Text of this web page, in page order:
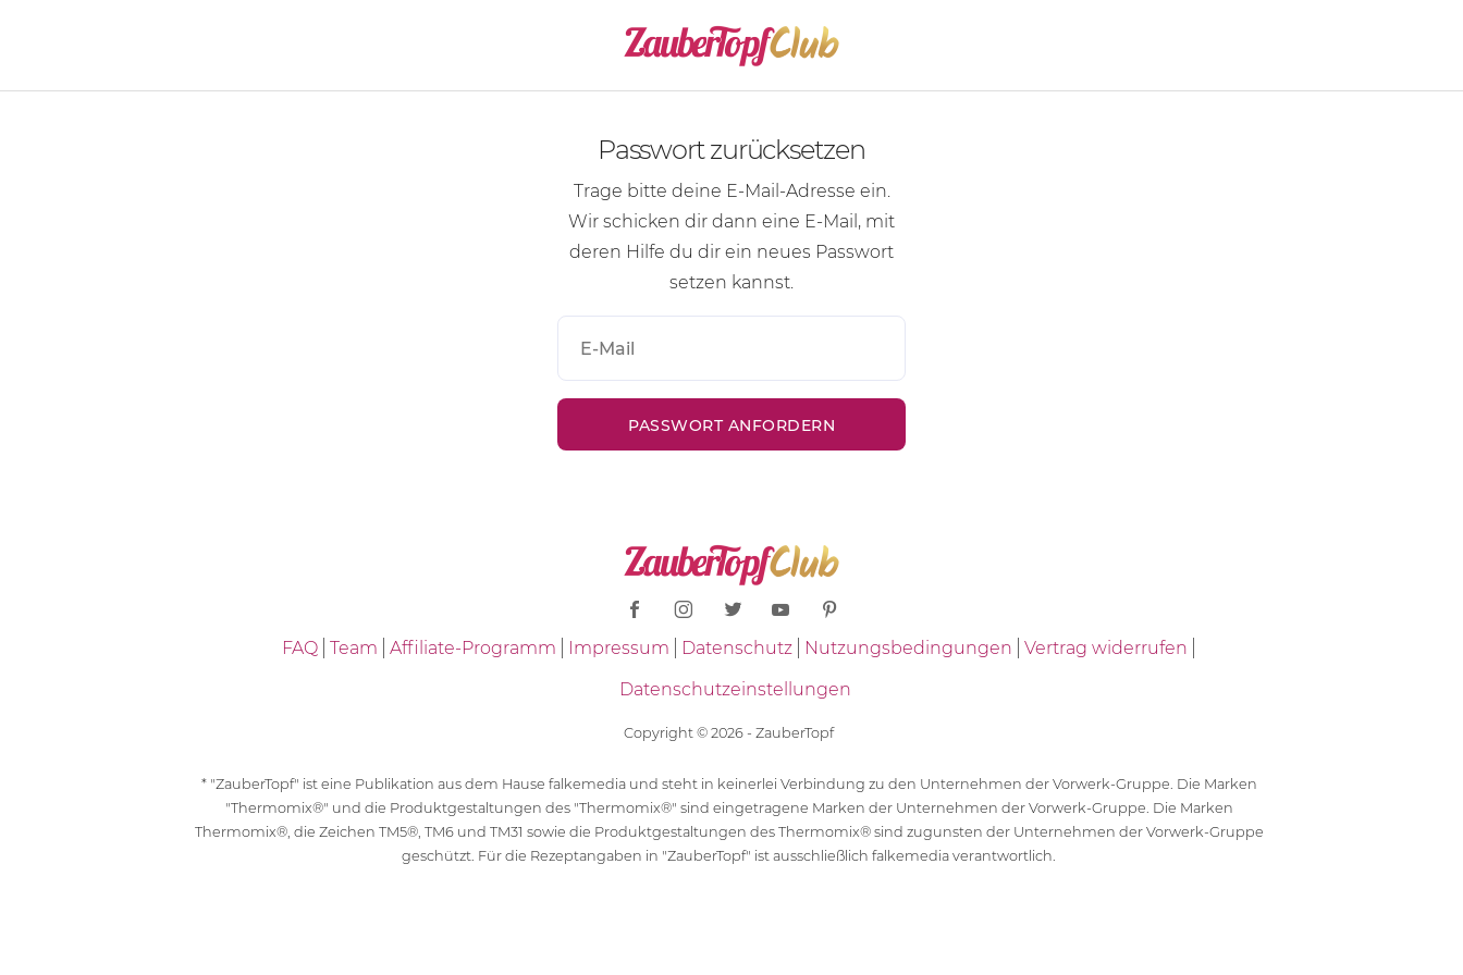
Passwort zurücksetzen
Trage bitte deine E-Mail-Adresse ein.
Wir schicken dir dann eine E-Mail , mit
deren Hilfe du dir ein neues Passwort
setzen kannst.
FAQ Team Affiliate-Programm Impressum Datenschutz Nutzungsbedingungen
Vertrag widerrufen
Datenschutzeinstellungen
Copyright © 2026 - ZauberTopf
* "ZauberTopf" ist eine Publikation aus dem Hause falkemedia und steht in keinerlei Verbindung zu den Unternehmen der Vorwerk-Gruppe. Die Marken
"Thermomix®" und die Produktgestaltungen des "Thermomix®" sind eingetragene Marken der Unternehmen der Vorwerk-Gruppe. Die Marken
Thermomix®, die Zeichen TM5®, TM6 und TM31 sowie die Produktgestaltungen des Thermomix® sind zugunsten der Unternehmen der Vorwerk-Gruppe
geschützt. Für die Rezeptangaben in "ZauberTopf" ist ausschließlich falkemedia verantwortlich.